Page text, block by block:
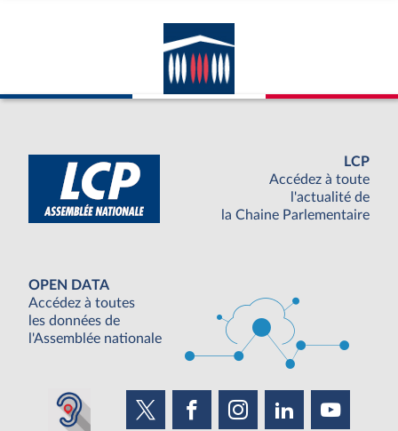
LCP
Accédez à toute
l'actualité de
la Chaine Parlementaire
OPEN DATA
Accédez à toutes
les données de
l'Assemblée nationale